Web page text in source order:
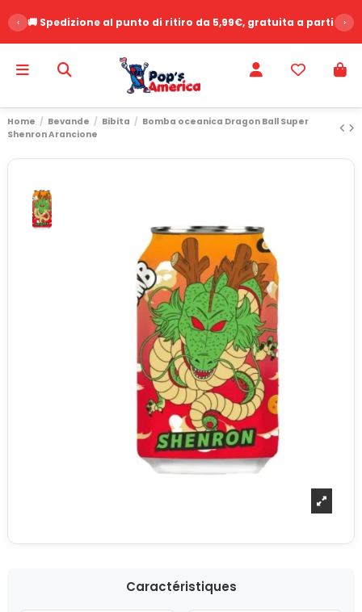
‹ 🚚 Spedizione al punto di ritiro da 5,99€, gratuita a partire›
Home Bevande Bibita
Bomba oceanica Dragon Ball Super
Shenron Arancione
Caractéristiques